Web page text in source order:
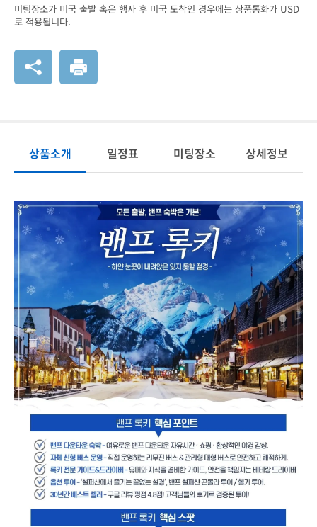
미팅장소가 미국 출발 혹은 행사 후 미국 도착인 경우에는 상품통화가 USD
로 적용됩니다.
상품소개 일정표 미팅장소 상세정보